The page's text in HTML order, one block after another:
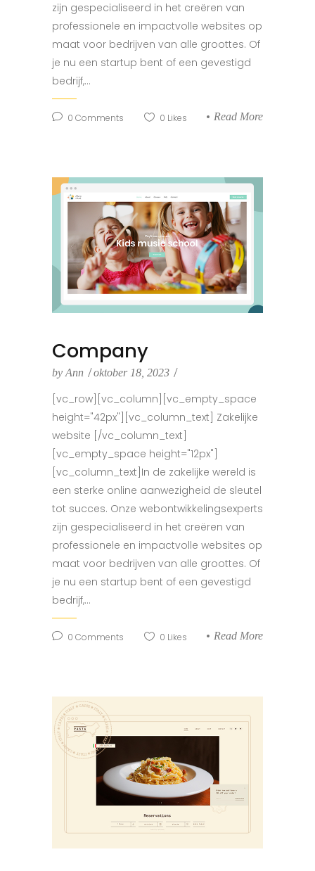
zijn gespecialiseerd in het creëren van
professionele en impactvolle websites op
maat voor bedrijven van alle groottes. Of
je nu een startup bent of een gevestigd
bedrijf,...
0 Comments 0 Likes Read More
Company
by Ann oktober 18, 2023
[vc_row][vc_column][vc_empty_space
height="42px"][vc_column_text] Zakelijke
website [/vc_column_text]
[vc_empty_space height="12px"]
[vc_column_text]In de zakelijke wereld is
een sterke online aanwezigheid de sleutel
tot succes. Onze webontwikkelingsexperts
zijn gespecialiseerd in het creëren van
professionele en impactvolle websites op
maat voor bedrijven van alle groottes. Of
je nu een startup bent of een gevestigd
bedrijf,...
0 Comments 0 Likes Read More